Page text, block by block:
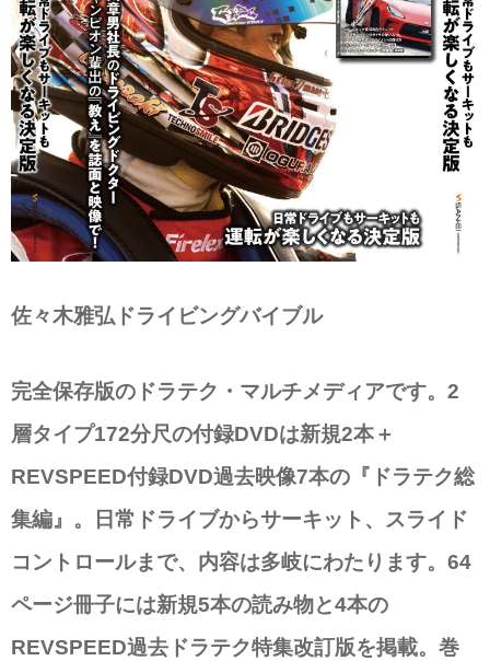
佐々木雅弘ドライビングバイブル
完全保存版のドラテク・マルチメディアです。2
層タイプ172分尺の付録DVDは新規2本＋
REVSPEED付録DVD過去映像7本の『ドラテク総
集編』。日常ドライブからサーキット、スライド
コントロールまで、内容は多岐にわたります。64
ページ冊子には新規5本の読み物と4本の
REVSPEED過去ドラテク特集改訂版を掲載。巻